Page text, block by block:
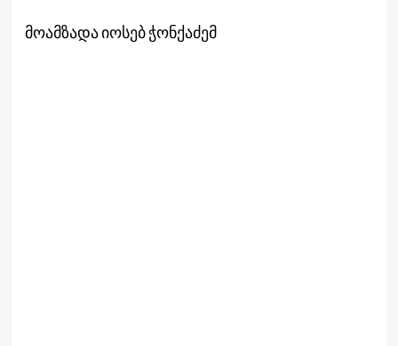
მოამზადა იოსებ ჭონქაძემ